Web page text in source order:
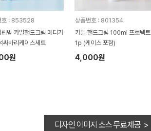
호 : 853528
립밤 카밀핸드크림 메디가
싸바리케이스세트
원
상품번호 : 801354
카밀 핸드크림 100ml 프로텍트
1p (케이스 포함)
4,000원
디자인 이미지 소스 무료제공 >